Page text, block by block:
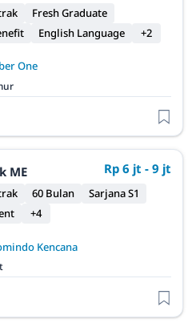
Fresh Graduate
English Language +2
One
ME Rp 6 jt - 9 jt
60 Bulan
Sarjana S1
+4
Kencana